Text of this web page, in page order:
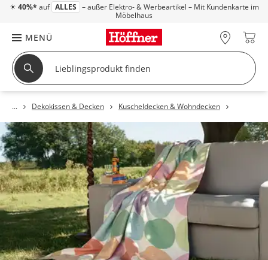
☀ 40%* auf ALLES – außer Elektro- & Werbeartikel – Mit Kundenkarte im
Möbelhaus
MENÜ
Dekokissen & Decken Kuscheldecken & Wohndecken